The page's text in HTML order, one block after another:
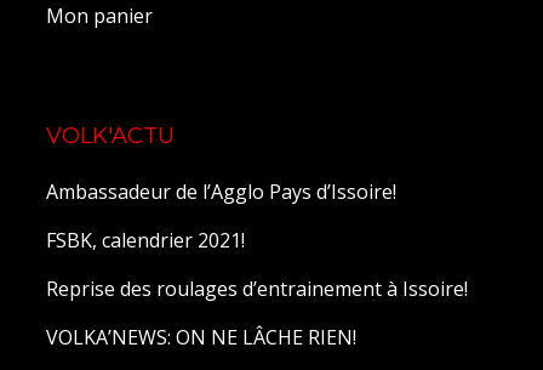
Mon panier
VOLK'ACTU
Ambassadeur de l’Agglo Pays d’Issoire!
FSBK, calendrier 2021!
Reprise des roulages d’entrainement à Issoire!
VOLKA’NEWS: ON NE LÂCHE RIEN!